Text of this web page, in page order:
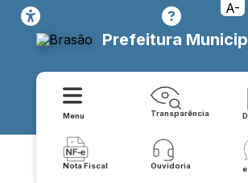
A-
Prefeitura
Menu Transparência
Nota Fiscal Ouvidoria